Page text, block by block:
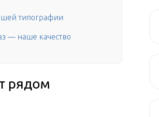
типографии
— наше качество
рядом